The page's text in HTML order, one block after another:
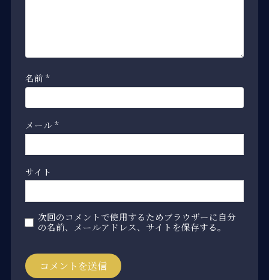
名前*
メール*
サイト
次回のコメントで使用するためブラウザーに自分
の名前、メールアドレス、サイトを保存する。